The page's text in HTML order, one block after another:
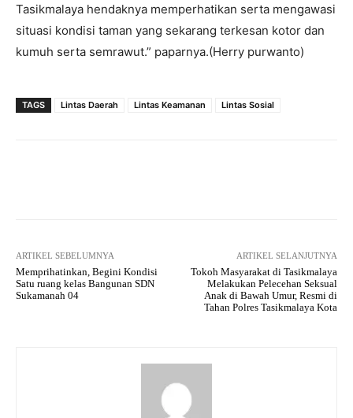
Tasikmalaya hendaknya memperhatikan serta mengawasi
situasi kondisi taman yang sekarang terkesan kotor dan
kumuh serta semrawut.” paparnya.(Herry purwanto)
TAGS Lintas Daerah Lintas Keamanan Lintas Sosial
ARTIKEL SEBELUMNYA
Memprihatinkan, Begini Kondisi
Satu ruang kelas Bangunan SDN
Sukamanah 04
ARTIKEL SELANJUTNYA
Tokoh Masyarakat di Tasikmalaya
Melakukan Pelecehan Seksual
Anak di Bawah Umur, Resmi di
Tahan Polres Tasikmalaya Kota